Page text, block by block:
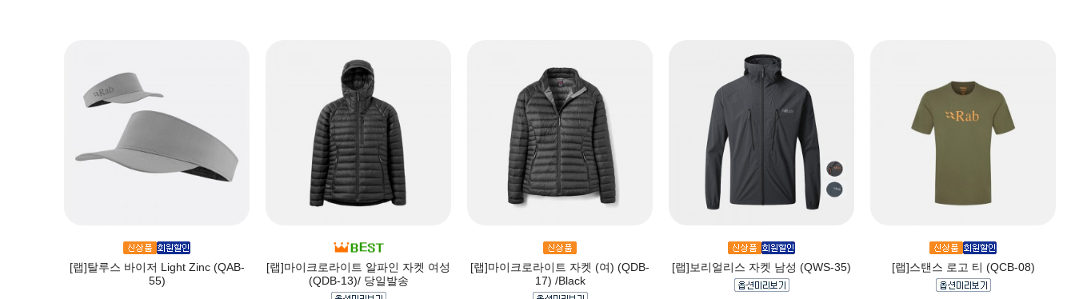
[랩]탈루스 바이저 Light Zinc (QAB-
55)
[랩]마이크로라이트 알파인 자켓 여성
(QDB-13)/ 당일발송
[랩]마이크로라이트 자켓 (여) (QDB-
17) /Black
[랩]보리얼리스 자켓 남성 (QWS-35) [랩]스탠스 로고 티 (QCB-08)